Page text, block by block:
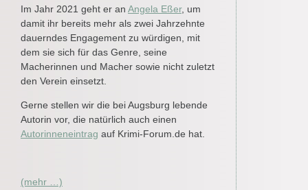
Im Jahr 2021 geht er an Angela Eßer, um
damit ihr bereits mehr als zwei Jahrzehnte
dauerndes Engagement zu würdigen, mit
dem sie sich für das Genre, seine
Macherinnen und Macher sowie nicht zuletzt
den Verein einsetzt.
Gerne stellen wir die bei Augsburg lebende
Autorin vor, die natürlich auch einen
Autorinneneintrag auf Krimi-Forum.de hat.
(mehr …)